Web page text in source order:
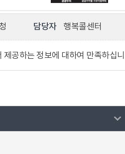
담당자 행복콜센터
제공하는 정보에 대하여 만족하십